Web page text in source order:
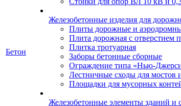
Бетон
Железобетонные изделия для
Плиты дорожные и
Плита дорожная с отверстием
Плитка тротуарная
Заборы бетонные сборные
Ограждение типа «Нью-
Лестничные сходы для мостов
Площадки для мусорных
Железобетонные элементы зданий и